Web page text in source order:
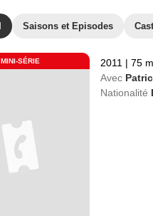
Saisons et Episodes
MINI-SÉRIE 2011 | 75
Avec
Nationalité